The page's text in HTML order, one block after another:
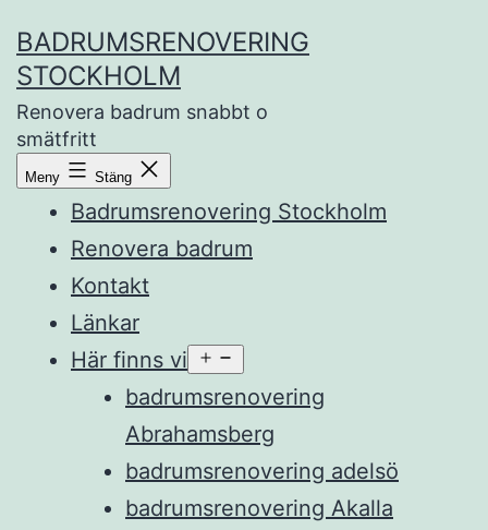
till
innehåll
BADRUMSRENOVERING
STOCKHOLM
Renovera badrum snabbt o
smätfritt
Meny Stäng
Badrumsrenovering Stockholm
Renovera badrum
Kontakt
Länkar
Här finns vi
meny
badrumsrenovering
Abrahamsberg
badrumsrenovering adelsö
badrumsrenovering Akalla